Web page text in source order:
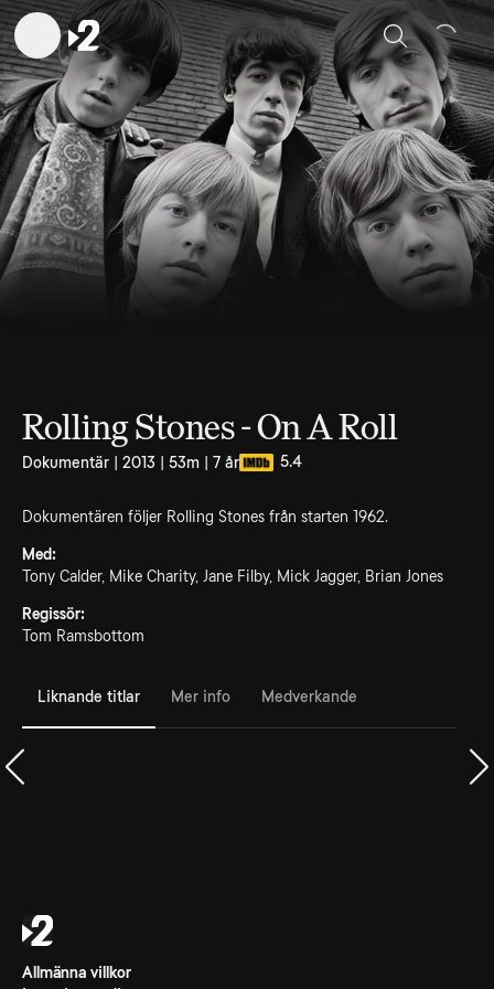
Sök
Rolling Stones - On A Roll
Dokumentär | 2013 | 53m | 7 år 5.4
Dokumentären följer Rolling Stones från starten 1962.
Med:
Tony Calder, Mike Charity, Jane Filby, Mick Jagger, Brian Jones
Regissör:
Tom Ramsbottom
Liknande titlar Mer info Medverkande
Allmänna villkor